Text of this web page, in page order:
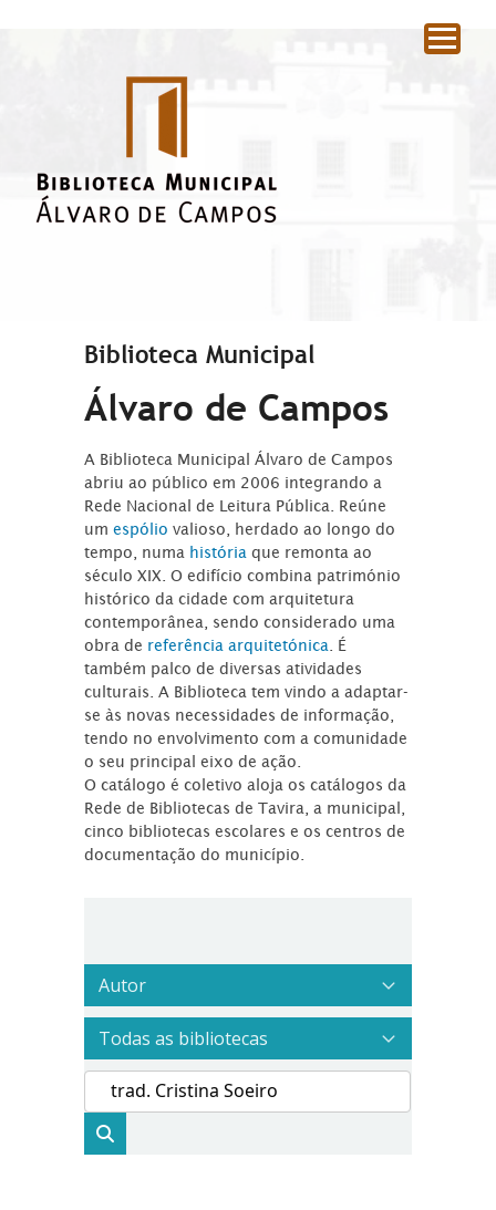
Biblioteca Municipal
Álvaro de Campos
A Biblioteca Municipal Álvaro de Campos
abriu ao público em 2006 integrando a
Rede Nacional de Leitura Pública. Reúne
umespóliovalioso, herdado ao longo do
tempo, numa história que remonta ao
século XIX. O edifício combina património
histórico da cidade com arquitetura
contemporânea, sendo considerado uma
obra de referência arquitetónica . É
também palco de diversas atividades
culturais. A Biblioteca tem vindo a adaptar-
se às novas necessidades de informação,
tendo no envolvimento com a comunidade
o seu principal eixo de ação.
O catálogo é coletivo aloja os catálogos da
Rede de Bibliotecas de Tavira, a municipal,
cinco bibliotecas escolares e os centros de
documentação do município.